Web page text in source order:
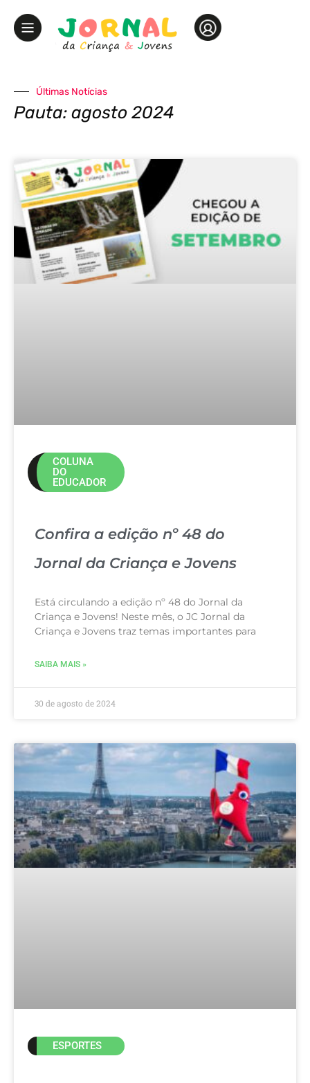
Últimas Notícias
Pauta: agosto 2024
COLUNA
DO
EDUCADOR
Confira a edição nº 48 do
Jornal da Criança e Jovens
Está circulando a edição nº 48 do Jornal da
Criança e Jovens! Neste mês, o JC Jornal da
Criança e Jovens traz temas importantes para
SAIBA MAIS »
30 de agosto de 2024
ESPORTES